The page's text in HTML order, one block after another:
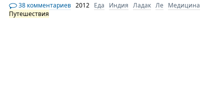
38 комментариев 2012 Еда Индия Ладак Ле Медицина
Путешествия